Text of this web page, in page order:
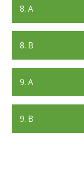
8. A
8. B
9. A
9. B